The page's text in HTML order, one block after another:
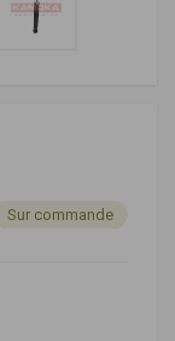
Sur commande